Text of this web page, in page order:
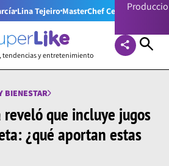
Lina Tejeiro MasterChef Celebrity
tendencias y entretenimiento
BIENESTAR
que incluye jugos
¿qué aportan estas